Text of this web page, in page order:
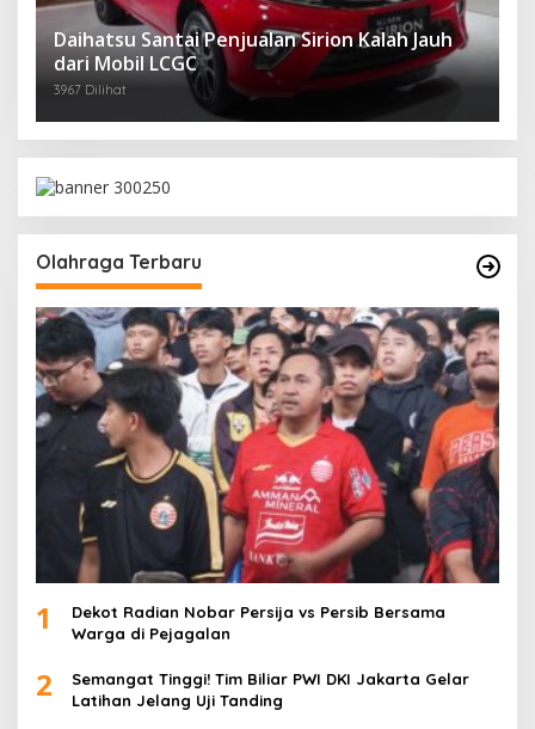
Daihatsu Santai Penjualan Sirion Kalah Jauh
dari Mobil LCGC
3967 Dilihat
Olahraga Terbaru
1
Dekot Radian Nobar Persija vs Persib Bersama
Warga di Pejagalan
2
Semangat Tinggi! Tim Biliar PWI DKI Jakarta Gelar
Latihan Jelang Uji Tanding